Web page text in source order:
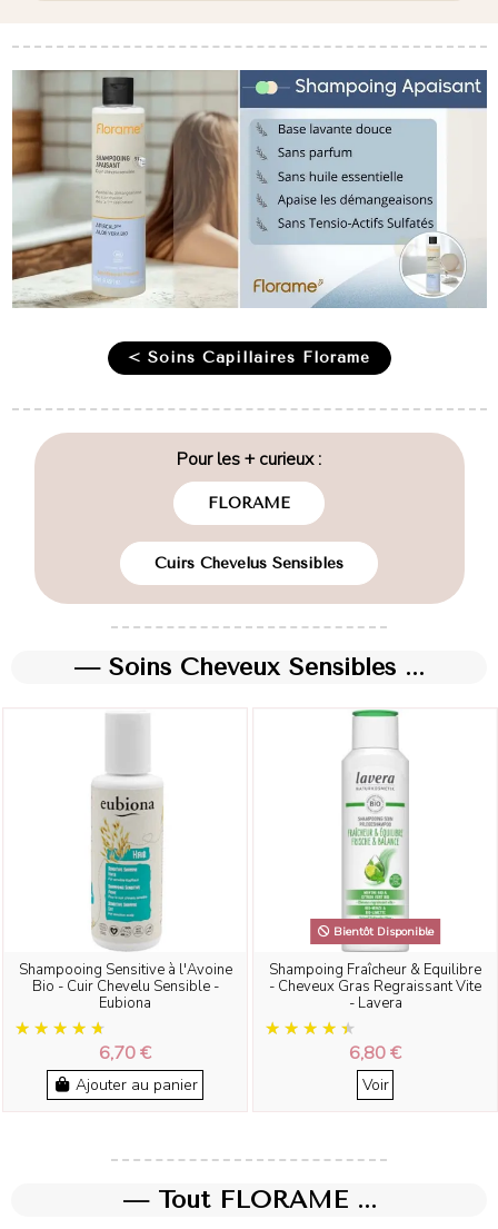
< Soins Capillaires Florame
Pour les + curieux :
FLORAME
Cuirs Chevelus Sensibles
— Soins Cheveux Sensibles ...
Shampooing Sensitive à l'Avoine
Bio - Cuir Chevelu Sensible -
Eubiona
6,70 €
Ajouter au panier
Bientôt Disponible
Shampoing Fraîcheur & Equilibre
- Cheveux Gras Regraissant Vite
- Lavera
6,80 €
Voir
— Tout FLORAME ...